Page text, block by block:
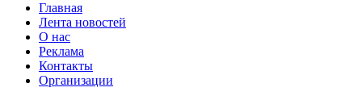
Главная
Лента новостей
О нас
Реклама
Контакты
Организации